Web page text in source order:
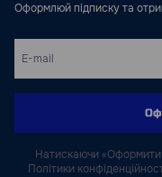
Оформлюй підписку та
Натискаючи «Оформити
Політики